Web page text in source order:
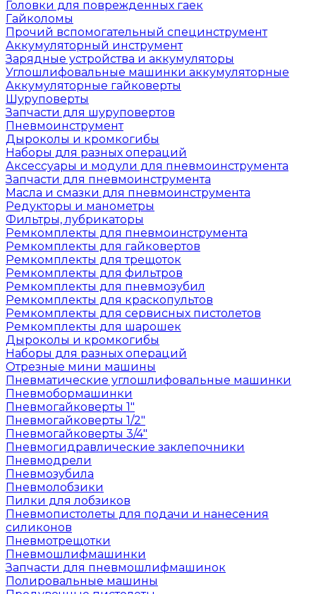
Головки для поврежденных гаек
Гайколомы
Прочий вспомогательный специнструмент
Аккумуляторный инструмент
Зарядные устройства и аккумуляторы
Углошлифовальные машинки аккумуляторные
Аккумуляторные гайковерты
Шуруповерты
Запчасти для шуруповертов
Пневмоинструмент
Дыроколы и кромкогибы
Наборы для разных операций
Аксессуары и модули для пневмоинструмента
Запчасти для пневмоинструмента
Масла и смазки для пневмоинструмента
Редукторы и манометры
Фильтры, лубрикаторы
Ремкомплекты для пневмоинструмента
Ремкомплекты для гайковертов
Ремкомплекты для трещоток
Ремкомплекты для фильтров
Ремкомплекты для пневмозубил
Ремкомплекты для краскопультов
Ремкомплекты для сервисных пистолетов
Ремкомплекты для шарошек
Дыроколы и кромкогибы
Наборы для разных операций
Отрезные мини машины
Пневматические углошлифовальные машинки
Пневмобормашинки
Пневмогайковерты 1"
Пневмогайковерты 1/2"
Пневмогайковерты 3/4"
Пневмогидравлические заклепочники
Пневмодрели
Пневмозубила
Пневмолобзики
Пилки для лобзиков
Пневмопистолеты для подачи и нанесения
силиконов
Пневмотрещотки
Пневмошлифмашинки
Запчасти для пневмошлифмашинок
Полировальные машины